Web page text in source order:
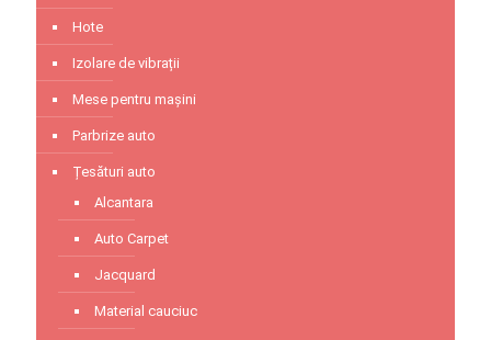
Hote
Izolare de vibrații
Mese pentru mașini
Parbrize auto
Țesături auto
Alcantara
Auto Carpet
Jacquard
Material cauciuc